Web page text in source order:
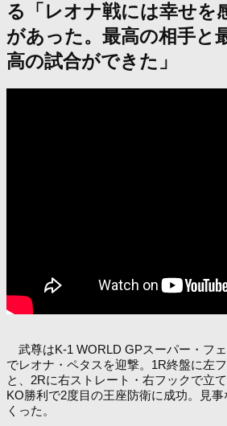
る「レオナ戦には幸せを
があった。最高の相手と
高の試合ができた」
武尊はK-1 WORLD GPスーパー・フ
でレオナ・ペタスを迎撃。1R終盤に左
と、2Rに右ストレート・右フックで立
KO勝利で2度目の王座防衛に成功。見事
くった。